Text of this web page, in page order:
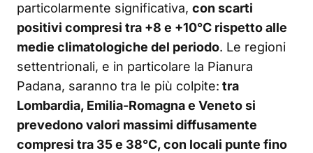
particolarmente significativa, con scarti
positivi compresi tra +8 e +10°C rispetto alle
medie climatologiche del periodo. Le regioni
settentrionali, e in particolare la Pianura
Padana, saranno tra le più colpite: tra
Lombardia, Emilia-Romagna e Veneto si
prevedono valori massimi diffusamente
compresi tra 35 e 38°C, con locali punte fino